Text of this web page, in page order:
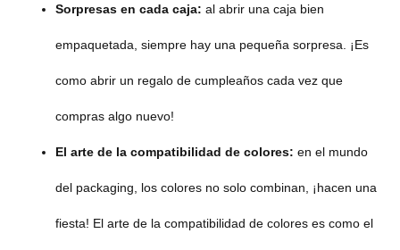
Sorpresas en cada caja: al abrir una caja bien
empaquetada, siempre hay una pequeña sorpresa. ¡Es
como abrir un regalo de cumpleaños cada vez que
compras algo nuevo!
El arte de la compatibilidad de colores: en el mundo
del packaging, los colores no solo combinan, ¡hacen una
fiesta! El arte de la compatibilidad de colores es como el